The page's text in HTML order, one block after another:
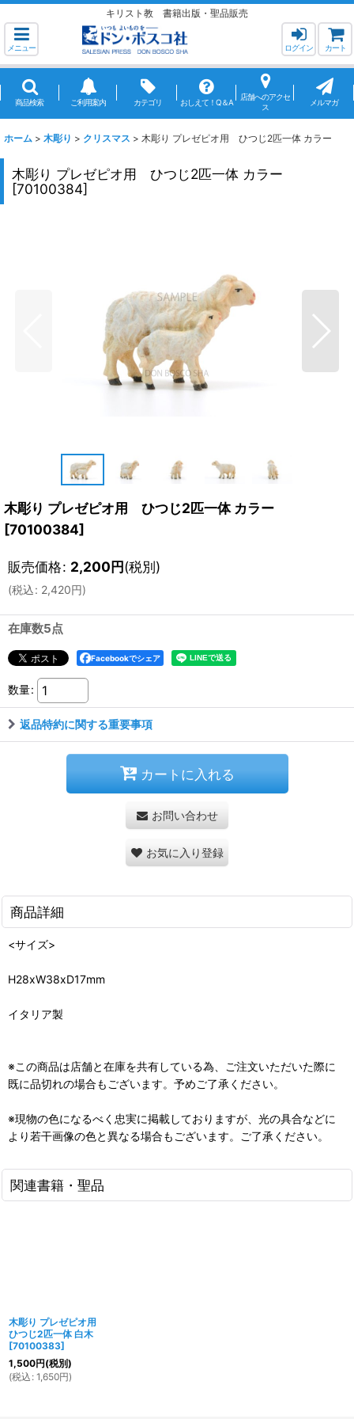
キリスト教 書籍出版・聖品販売
メニュー ログイン カート
商品検索 ご利用案内 カテゴリ おしえて！Q＆A
店舗へのアクセ
ス
メルマガ
ホーム > 木彫り > クリスマス > 木彫り プレゼピオ用 ひつじ2匹一体 カラー
木彫り プレゼピオ用 ひつじ2匹一体 カラー
[70100384]
木彫り プレゼピオ用 ひつじ2匹一体 カラー
[70100384]
販売価格: 2,200円(税別)
(税込: 2,420円)
在庫数5点
Facebookでシェア
数量:
返品特約に関する重要事項
カートに入れる
お問い合わせ
お気に入り登録
商品詳細
<サイズ>
H28xW38xD17mm
イタリア製
※この商品は店舗と在庫を共有している為、ご注文いただいた際に
既に品切れの場合もございます。予めご了承ください。
※現物の色になるべく忠実に掲載しておりますが、光の具合などに
より若干画像の色と異なる場合もございます。ご了承ください。
関連書籍・聖品
木彫り プレゼピオ用
ひつじ2匹一体 白木
[70100383]
1,500円(税別)
(税込 : 1,650円)